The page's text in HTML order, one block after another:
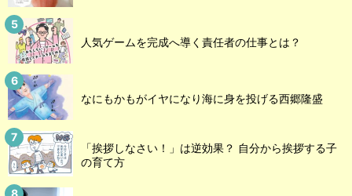
人気ゲームを完成へ導く責任者の仕事とは？
なにもかもがイヤになり海に身を投げる西郷隆盛
「挨拶しなさい！」は逆効果？ 自分から挨拶する子
の育て方